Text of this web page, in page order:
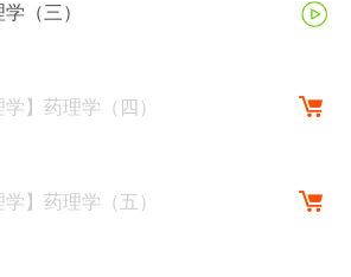
（三）
学】药理学（四）
学】药理学（五）